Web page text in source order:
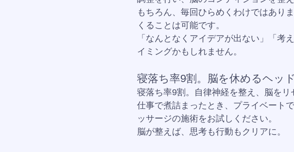
もちろん、毎回ひらめくわけではあり
くることは可能です。
「なんとなくアイデアが出ない」「考
イミングかもしれません。
寝落ち率9割。脳を休めるヘッ
寝落ち率9割。自律神経を整え、脳をリ
仕事で煮詰まったとき、プライベート
ッサージの施術をお試しください。
脳が整えば、思考も行動もクリアに。